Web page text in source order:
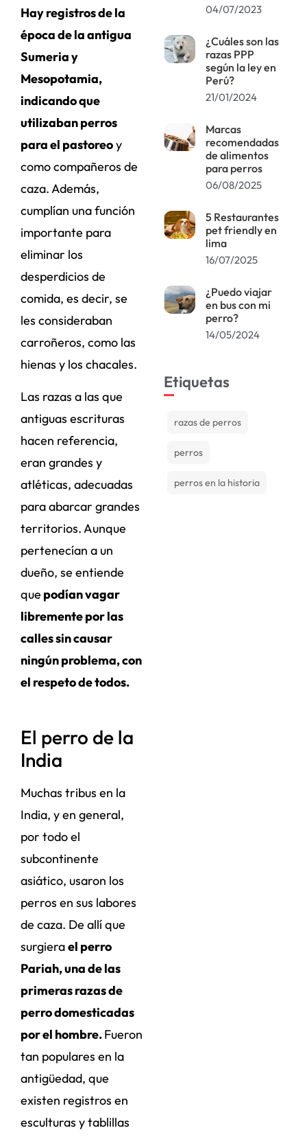
Hay registros de la
época de la antigua
Sumeria y
Mesopotamia,
indicando que
utilizaban perros
para el pastoreoy
como compañeros de
caza. Además,
cumplían una función
importante para
eliminar los
desperdicios de
comida, es decir, se
les consideraban
carroñeros, como las
hienas y los chacales.
Las razas a las que
antiguas escrituras
hacen referencia,
eran grandes y
atléticas, adecuadas
para abarcar grandes
territorios. Aunque
pertenecían a un
dueño, se entiende
que podían vagar
libremente por las
calles sin causar
ningún problema, con
el respeto de todos.
El perro de la
India
Muchas tribus en la
India, y en general,
por todo el
subcontinente
asiático, usaron los
perros en sus labores
de caza. De allí que
surgierael perro
Pariah, una de las
primeras razas de
perro domesticadas
por el hombre.Fueron
tan populares en la
antigüedad, que
existen registros en
esculturas y tablillas
04/07/2023
¿Cuáles son las
razas PPP
según la ley en
Perú?
21/01/2024
Marcas
recomendadas
de alimentos
para perros
06/08/2025
5 Restaurantes
pet friendly en
lima
16/07/2025
¿Puedo viajar
en bus con mi
perro?
14/05/2024
Etiquetas
razas de perros
perros
perros en la historia